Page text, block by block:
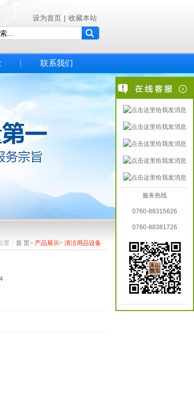
设为首页 | 收藏本站
联系我们
置： 首 页> 产品展示> 清洁用品设备
服务热线
0760-88315626
0760-88381726